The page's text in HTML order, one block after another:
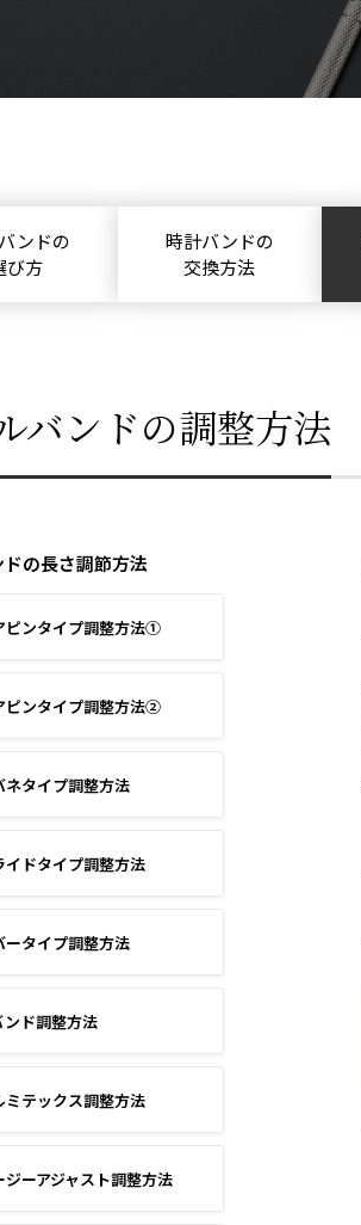
ンドの
び方
時計バンドの
交換方法
バンドの調整方法
の長さ調節方法
ピンタイプ調整方法①
ピンタイプ調整方法②
ネタイプ調整方法
イドタイプ調整方法
ータイプ調整方法
ンド調整方法
ミテックス調整方法
ジーアジャスト調整方法